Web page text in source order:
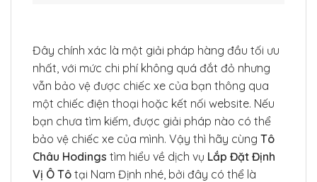
Đây chính xác là một giải pháp hàng đầu tối ưu
nhất, với mức chi phí không quá đắt đỏ nhưng
vẫn bảo vệ được chiếc xe của bạn thông qua
một chiếc điện thoại hoặc kết nối website. Nếu
bạn chưa tìm kiếm, được giải pháp nào có thể
bảo vệ chiếc xe của mình. Vậy thì hãy cùng Tô
Châu Hodings tìm hiểu về dịch vụ Lắp Đặt Định
Vị Ô Tô tại Nam Định nhé, bởi đây có thể là